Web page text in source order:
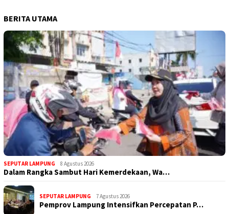
BERITA UTAMA
SEPUTAR LAMPUNG 8 Agustus 2026
Dalam Rangka Sambut Hari Kemerdekaan, Wa…
SEPUTAR LAMPUNG 7 Agustus 2026
Pemprov Lampung Intensifkan Percepatan P…